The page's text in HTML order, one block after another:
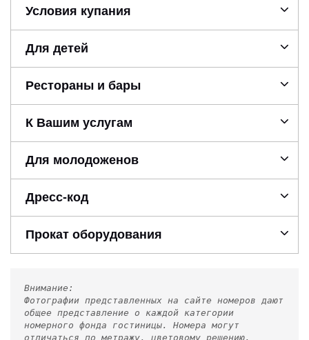
Условия купания
Для детей
Рестораны и бары
К Вашим услугам
Для молодоженов
Дресс-код
Прокат оборудования
Внимание:
Фотографии представленных на сайте номеров дают
общее представление о каждой категории
номерного фонда гостиницы. Номера могут
отличаться по метражу, цветовому решению,